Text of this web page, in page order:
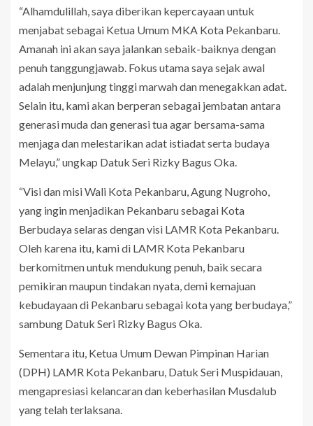
“Alhamdulillah, saya diberikan kepercayaan untuk
menjabat sebagai Ketua Umum MKA Kota Pekanbaru.
Amanah ini akan saya jalankan sebaik-baiknya dengan
penuh tanggungjawab. Fokus utama saya sejak awal
adalah menjunjung tinggi marwah dan menegakkan adat.
Selain itu, kami akan berperan sebagai jembatan antara
generasi muda dan generasi tua agar bersama-sama
menjaga dan melestarikan adat istiadat serta budaya
Melayu,” ungkap Datuk Seri Rizky Bagus Oka.
“Visi dan misi Wali Kota Pekanbaru, Agung Nugroho,
yang ingin menjadikan Pekanbaru sebagai Kota
Berbudaya selaras dengan visi LAMR Kota Pekanbaru.
Oleh karena itu, kami di LAMR Kota Pekanbaru
berkomitmen untuk mendukung penuh, baik secara
pemikiran maupun tindakan nyata, demi kemajuan
kebudayaan di Pekanbaru sebagai kota yang berbudaya,”
sambung Datuk Seri Rizky Bagus Oka.
Sementara itu, Ketua Umum Dewan Pimpinan Harian
(DPH) LAMR Kota Pekanbaru, Datuk Seri Muspidauan,
mengapresiasi kelancaran dan keberhasilan Musdalub
yang telah terlaksana.